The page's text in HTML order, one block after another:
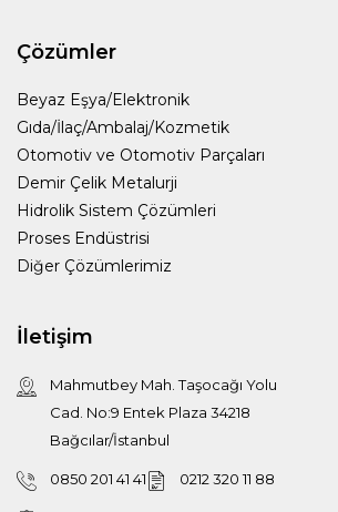
Çözümler
Beyaz Eşya/Elektronik
Gıda/İlaç/Ambalaj/Kozmetik
Otomotiv ve Otomotiv Parçaları
Demir Çelik Metalurji
Hidrolik Sistem Çözümleri
Proses Endüstrisi
Diğer Çözümlerimiz
İletişim
Mahmutbey Mah. Taşocağı Yolu
Cad. No:9 Entek Plaza 34218
Bağcılar/İstanbul
0850 201 41 41 0212 320 11 88